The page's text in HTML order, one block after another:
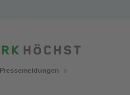
Pressemeldungen